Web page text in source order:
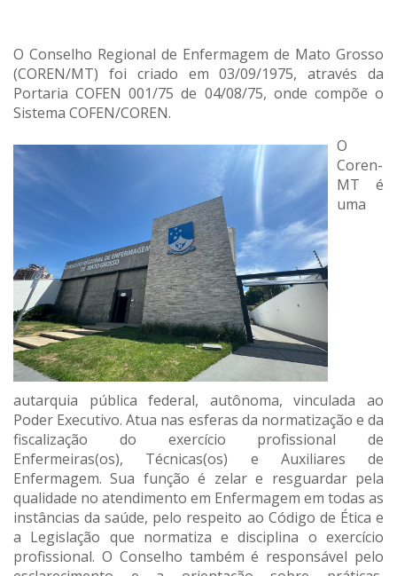
O Conselho Regional de Enfermagem de Mato Grosso
(COREN/MT) foi criado em 03/09/1975, através da
Portaria COFEN 001/75 de 04/08/75, onde compõe o
Sistema COFEN/COREN.
O
Coren-
MT é
uma
autarquia pública federal, autônoma, vinculada ao
Poder Executivo. Atua nas esferas da normatização e da
fiscalização do exercício profissional de
Enfermeiras(os), Técnicas(os) e Auxiliares de
Enfermagem. Sua função é zelar e resguardar pela
qualidade no atendimento em Enfermagem em todas as
instâncias da saúde, pelo respeito ao Código de Ética e
a Legislação que normatiza e disciplina o exercício
profissional. O Conselho também é responsável pelo